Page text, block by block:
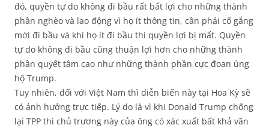
đó, quyền tự do không đi bầu rất bất lợi cho những thành
phần nghèo và lao động vì họ ít thông tin, cần phải cố gắng
mới đi bầu và khi họ ít đi bầu thì quyền lợi bị mất. Quyền
tự do không đi bầu cũng thuận lợi hơn cho những thành
phần quyết tâm cao như những thành phần cực đoan ủng
hộ Trump.
Tuy nhiên, đối với Việt Nam thì diễn biến này tại Hoa Kỳ sẽ
có ảnh hưởng trực tiếp. Lý do là vì khi Donald Trump chống
lại TPP thì chủ trương này của ông có xác xuất bất khả vãn